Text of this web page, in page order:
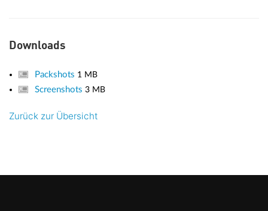
Downloads
Packshots 1 MB
Screenshots3 MB
Zurück zur Übersicht